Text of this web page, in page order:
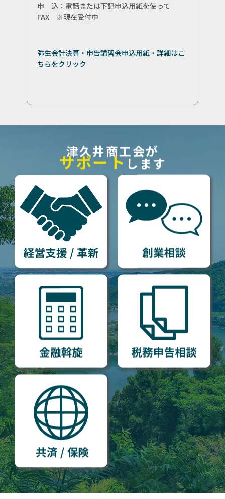
申 込：電話または下記申込用紙を使って
FAX ※現在受付中
弥生会計決算・申告講習会申込用紙・詳細はこ
ちらをクリック
津久井商工会が
サポートします